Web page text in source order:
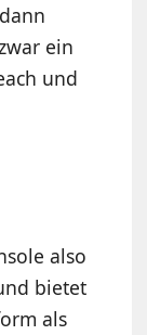
ein
und
also
bietet
als